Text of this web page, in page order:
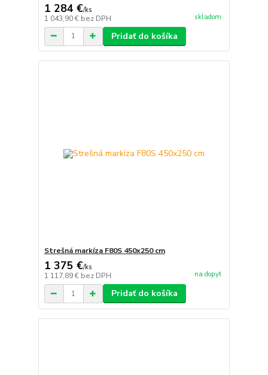
1 284 €/ks
1 043,90 € bez DPH skladom
Pridať do košíka
Strešná markíza F80S 450x250 cm
1 375 €/ks
1 117,89 € bez DPH na dopyt
Pridať do košíka